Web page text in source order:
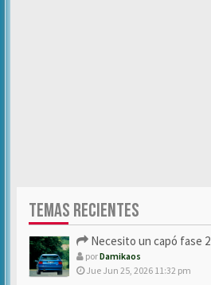
TEMAS RECIENTES
Necesito un capó fase 2
porDamikaos
Jue Jun 25, 2026 11:32 pm